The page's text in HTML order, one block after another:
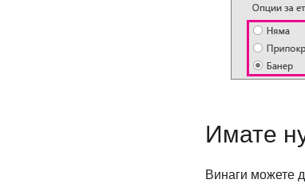
Имате
Винаги можете